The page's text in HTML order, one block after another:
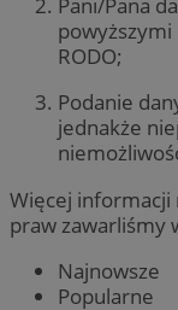
Pani/Pana
RODO;
Podanie
jednakże
Więcej informacji
praw zawarliśmy
Najnowsze
Popularne